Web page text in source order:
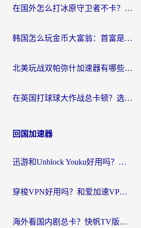
在国外怎么打冰原守卫者不卡？留学生亲测的国服游戏加速指南
韩国怎么玩金币大富翁：首富是谁？海外党国服游戏加速全攻略
北美玩战双帕弥什加速器有哪些？海外党亲测好用的国服加速指南
在英国打球球大作战总卡顿？选对加速器让你告别延迟（附实测攻略）
回国加速器
迅游和Unblock Youku好用吗？海外党亲测：3个维度教你选对回国加速器
穿梭VPN好用吗？和爱加速VPN对比哪个回国效果更好？海外党必看的实用指南
海外看国内剧总卡？快帆TV版VPN好用吗？和海牛VPN对比哪个回国效果更好？